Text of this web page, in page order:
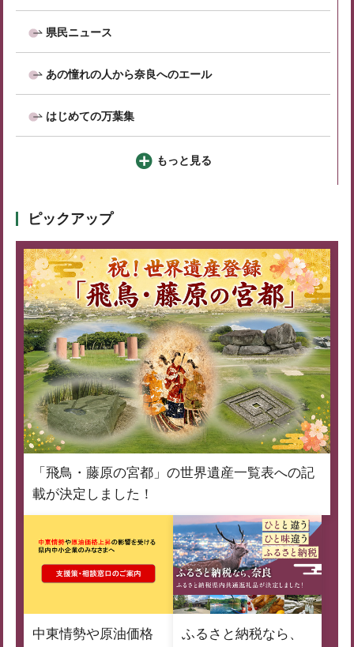
県民ニュース
あの憧れの人から奈良へのエール
はじめての万葉集
もっと見る
ピックアップ
「飛鳥・藤原の宮都」の世界遺産一覧表への記
載が決定しました！
中東情勢や原油価格
ふるさと納税なら、